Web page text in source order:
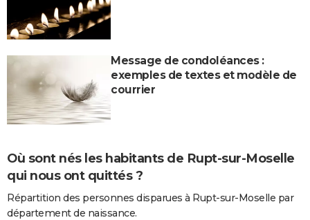
Message de condoléances :
exemples de textes et modèle de
courrier
Où sont nés les habitants de Rupt-sur-Moselle
qui nous ont quittés ?
Répartition des personnes disparues à Rupt-sur-Moselle par
département de naissance.